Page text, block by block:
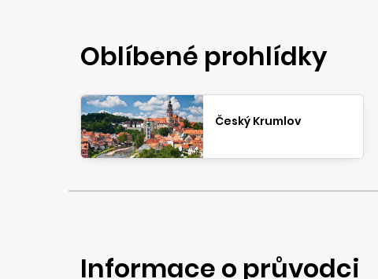
Oblíbené prohlídky
Český Krumlov
Informace o průvodci